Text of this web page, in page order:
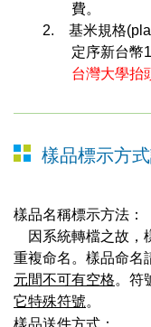
費。
2. 基米規格
定序新台幣
台灣大學抬
樣品標示方
樣品名稱標示方法：
因系統轉檔之故，
重複命名。樣品命名
元間不可有空格。符
它特殊符號。
樣品送件方式：